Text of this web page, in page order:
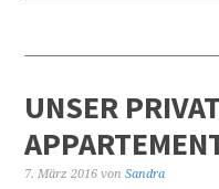
UNSER
7. März 2016 vonSandra